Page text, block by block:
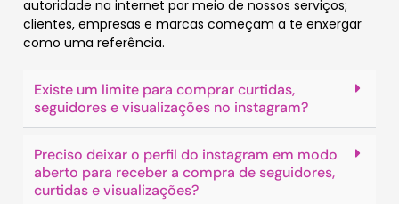
autoridade na internet por meio de nossos serviços;
clientes, empresas e marcas começam a te enxergar
como uma referência.
Existe um limite para comprar curtidas,
seguidores e visualizações no instagram?
Preciso deixar o perfil do instagram em modo
aberto para receber a compra de seguidores,
curtidas e visualizações?